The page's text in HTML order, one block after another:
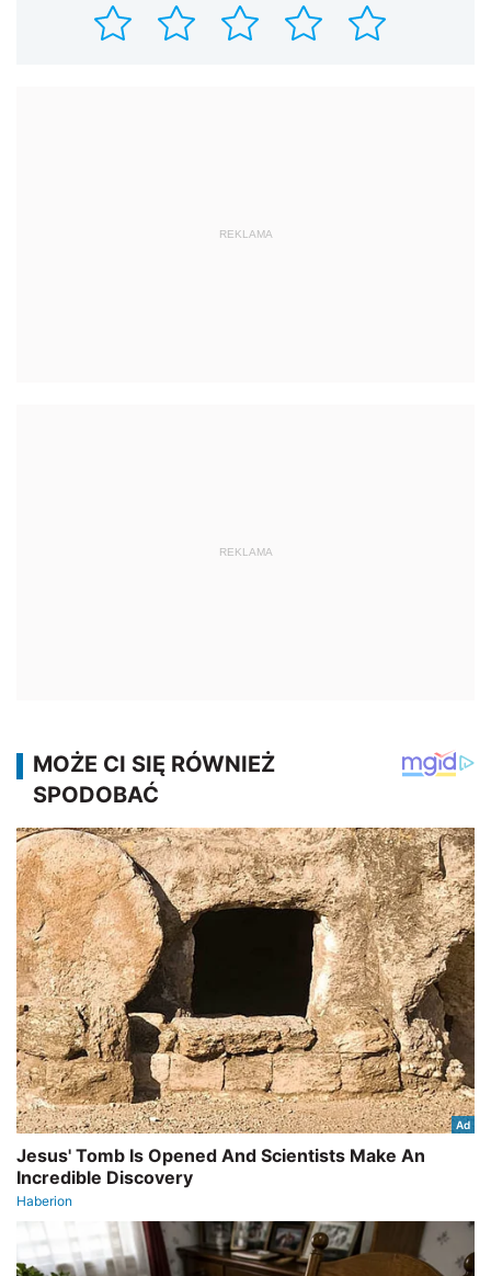
REKLAMA
REKLAMA